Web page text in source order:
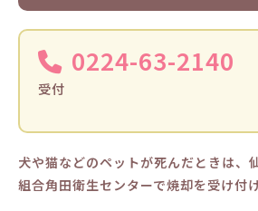
0224-63-2140
受付
犬や猫などのペットが死んだときは、
組合角田衛生センターで焼却を受け付け